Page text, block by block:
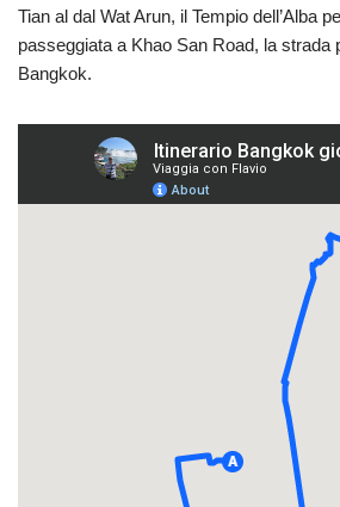
Tian al dal Wat Arun, il Tempio dell’Alba
passeggiata a Khao San Road, la strada
Bangkok.